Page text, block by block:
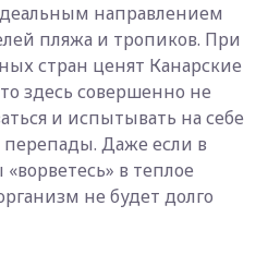
направлением
пляжа и тропиков. При
стран ценят Канарские
здесь совершенно не
и испытывать на себе
Даже если в
в теплое
не будет долго